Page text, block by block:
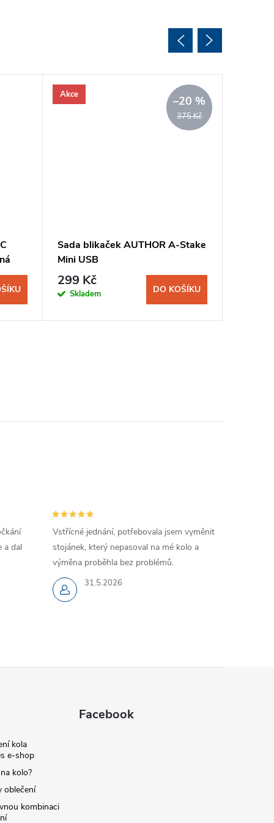
Akce
375 Kč
–20 %
Sada blikaček AUTHOR A-Stake
Mini USB
299 Kč
Skladem DO KOŠÍKU
a dal
31.5.2026
Vstřícné jednání, potřebovala jsem vyměnit
stojánek, který nepasoval na mé kolo a
výměna proběhla bez problémů.
kola
e-shop
kolo?
oblečení
kombinaci
Facebook